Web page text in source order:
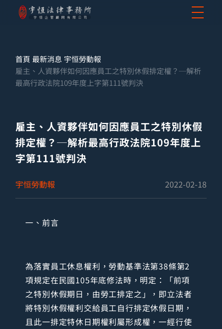
首頁 最新消息 宇恒勞動報
雇主、人資夥伴如何因應員工之特別休假排定權？─解析
最高行政法院109年度上字第111號判決
雇主、人資夥伴如何因應員工之特別休假
排定權？─解析最高行政法院109年度上
字第111號判決
宇恒勞動報 2022-02-18
一、前言
為落實員工休息權利，勞動基準法第38條第2
項規定在民國105年底修法時，明定：「前項
之特別休假期日，由勞工排定之」，即立法者
將特別休假權利交給員工自行排定休假日期，
且此一排定特休日期權利屬形成權，一經行使